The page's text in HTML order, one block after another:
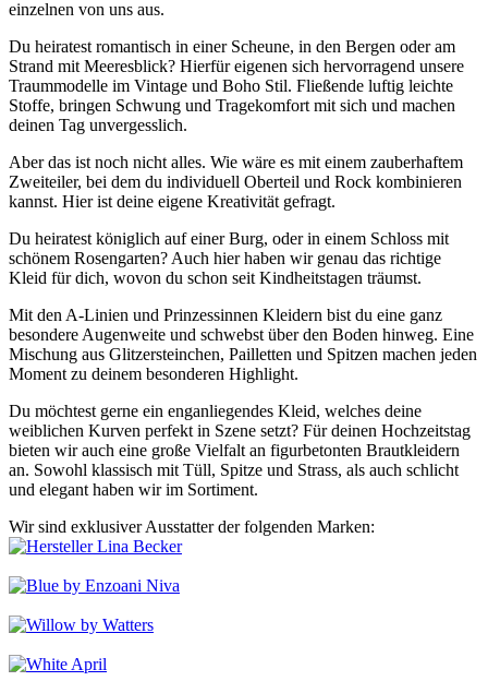
einzelnen von uns aus.
Du heiratest romantisch in einer Scheune, in den Bergen oder am
Strand mit Meeresblick? Hierfür eigenen sich hervorragend unsere
Traummodelle im Vintage und Boho Stil. Fließende luftig leichte
Stoffe, bringen Schwung und Tragekomfort mit sich und machen
deinen Tag unvergesslich.
Aber das ist noch nicht alles. Wie wäre es mit einem zauberhaftem
Zweiteiler, bei dem du individuell Oberteil und Rock kombinieren
kannst. Hier ist deine eigene Kreativität gefragt.
Du heiratest königlich auf einer Burg, oder in einem Schloss mit
schönem Rosengarten? Auch hier haben wir genau das richtige
Kleid für dich, wovon du schon seit Kindheitstagen träumst.
Mit den A-Linien und Prinzessinnen Kleidern bist du eine ganz
besondere Augenweite und schwebst über den Boden hinweg. Eine
Mischung aus Glitzersteinchen, Pailletten und Spitzen machen jeden
Moment zu deinem besonderen Highlight.
Du möchtest gerne ein enganliegendes Kleid, welches deine
weiblichen Kurven perfekt in Szene setzt? Für deinen Hochzeitstag
bieten wir auch eine große Vielfalt an figurbetonten Brautkleidern
an. Sowohl klassisch mit Tüll, Spitze und Strass, als auch schlicht
und elegant haben wir im Sortiment.
Wir sind exklusiver Ausstatter der folgenden Marken: